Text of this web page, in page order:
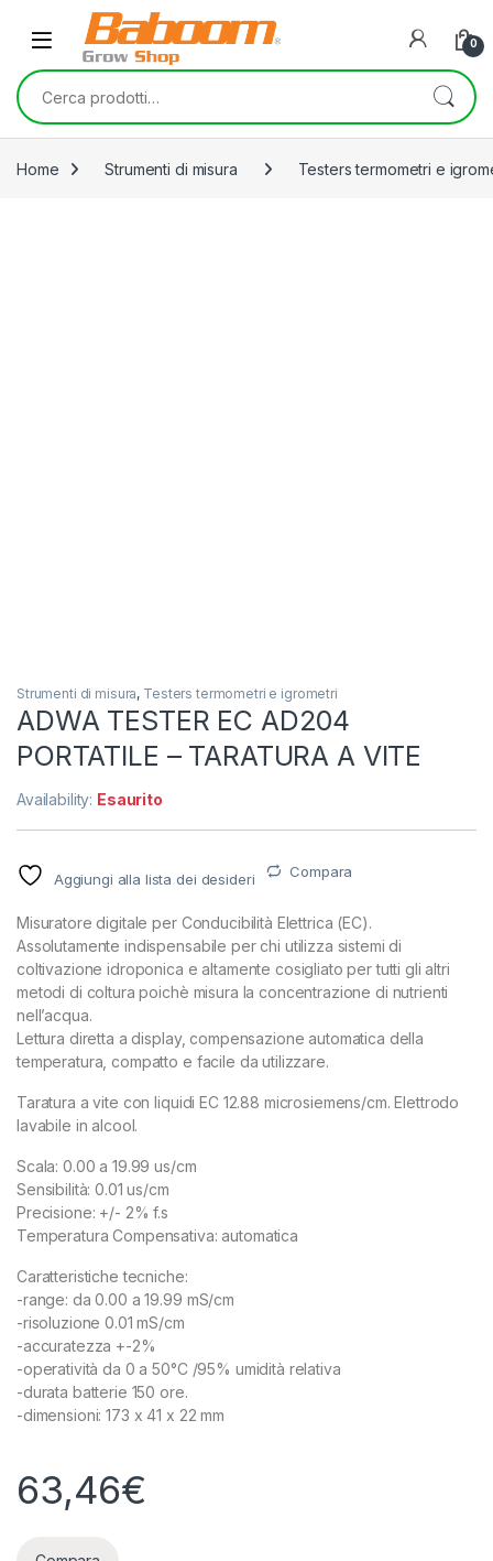
Skip to navigation
Skip to content
0
Cerca:
Home Strumenti di misura Testers termometri e
Strumenti di misura, Testers termometri e igrometri
ADWA TESTER EC AD204
PORTATILE – TARATURA A VITE
Availability: Esaurito
Aggiungi alla lista dei desideri Compara
Misuratore digitale per Conducibilità Elettrica (EC).
Assolutamente indispensabile per chi utilizza sistemi di
coltivazione idroponica e altamente cosigliato per tutti gli altri
metodi di coltura poichè misura la concentrazione di nutrienti
nell’acqua.
Lettura diretta a display, compensazione automatica della
temperatura, compatto e facile da utilizzare.
Taratura a vite con liquidi EC 12.88 microsiemens/cm. Elettrodo
lavabile in alcool.
Scala: 0.00 a 19.99 us/cm
Sensibilità: 0.01 us/cm
Precisione: +/- 2% f.s
Temperatura Compensativa: automatica
Caratteristiche tecniche:
-range: da 0.00 a 19.99 mS/cm
-risoluzione 0.01 mS/cm
-accuratezza +-2%
-operatività da 0 a 50°C /95% umidità relativa
-durata batterie 150 ore.
-dimensioni: 173 x 41 x 22 mm
63,46€